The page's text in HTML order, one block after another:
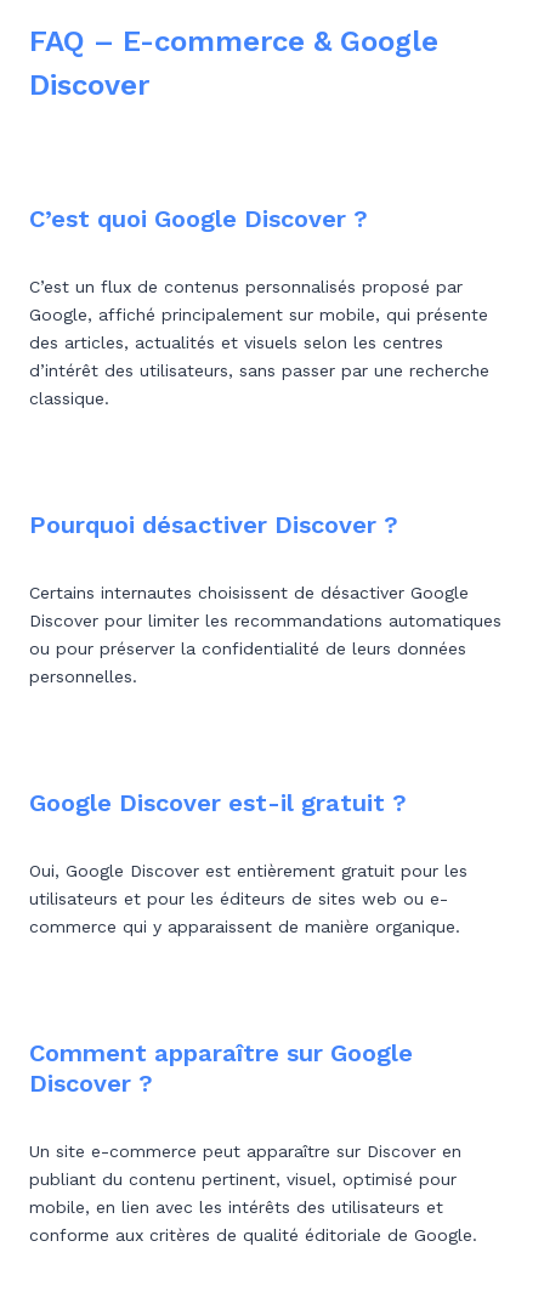
FAQ – E-commerce & Google
Discover
C’est quoi Google Discover ?
C’est un flux de contenus personnalisés proposé par
Google, affiché principalement sur mobile, qui présente
des articles, actualités et visuels selon les centres
d’intérêt des utilisateurs, sans passer par une recherche
classique.
Pourquoi désactiver Discover ?
Certains internautes choisissent de désactiver Google
Discover pour limiter les recommandations automatiques
ou pour préserver la confidentialité de leurs données
personnelles.
Google Discover est-il gratuit ?
Oui, Google Discover est entièrement gratuit pour les
utilisateurs et pour les éditeurs de sites web ou e-
commerce qui y apparaissent de manière organique.
Comment apparaître sur Google
Discover ?
Un site e-commerce peut apparaître sur Discover en
publiant du contenu pertinent, visuel, optimisé pour
mobile, en lien avec les intérêts des utilisateurs et
conforme aux critères de qualité éditoriale de Google.